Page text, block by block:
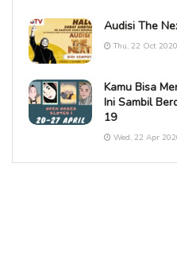
Audisi The
Thu, 22 Oct 2020
Kamu Bisa
Ini Sambil
19
Wed, 22 Apr